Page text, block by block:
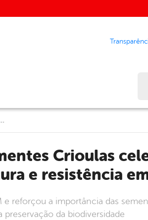
10ª Feira de Troca de Sementes Crioulas celebra uma década de preservação, cultura e resistência em Garanhuns
e resistência
e reforçou a importância das
preservação da biodiversidade